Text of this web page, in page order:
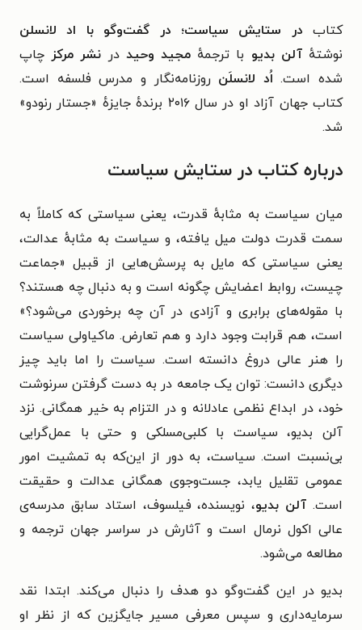
کتاب در ستایش سیاست؛ در گفت‌و‌گو با اد لانسلن
نوشتهٔ آلن بدیو با ترجمهٔ مجید وحید در نشر مرکز چاپ
شده است. اُد لانسلَن روزنامه‌نگار و مدرس فلسفه است.
کتاب جهان آزاد او در سال ۲۰۱۶ برنده‌ٔ جایزه‌ٔ «جستار رنودو»
شد.
درباره کتاب در ستایش سیاست
میان سیاست به مثابهٔ قدرت، یعنی سیاستی که کاملاً به
سمت قدرت دولت میل یافته، و سیاست به مثابهٔ عدالت،
یعنی سیاستی که مایل به پرسش‌هایی از قبیل «جماعت
چیست، روابط اعضایش چگونه است و به دنبال چه هستند؟
با مقوله‌های برابری و آزادی در آن چه برخوردی می‌شود؟»
است، هم قرابت وجود دارد و هم تعارض. ماکیاولی سیاست
را هنر عالی دروغ دانسته است. سیاست را اما باید چیز
دیگری دانست: توان یک جامعه در به دست گرفتن سرنوشت
خود، در ابداع نظمی عادلانه و در التزام به خیر همگانی. نزد
آلن بدیو، سیاست با کلبی‌مسلکی و حتی با عمل‌گرایی
بی‌نسبت است. سیاست، به دور از این‌که به تمشیت امور
عمومی تقلیل یابد، جست‌وجوی همگانی عدالت و حقیقت
است. آلن بدیو، نویسنده، فیلسوف، استاد سابق مدرسه‌ی
عالی اکول نرمال است و آثارش در سراسر جهان ترجمه و
مطالعه می‌شود.
بدیو در این گفت‌وگو دو هدف را دنبال می‌کند. ابتدا نقد
سرمایه‌داری و سپس معرفی مسیر جایگزین که از نظر او